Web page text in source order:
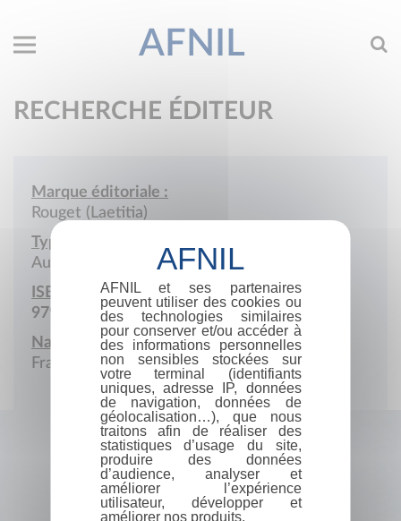
AFNIL
RECHERCHE ÉDITEUR
Marque éditoriale :
Rouget (Laetitia)
Type de société :
Auto-édition
ISBN :
979-10-987232
Nationalité :
France
AFNIL et ses partenaires
peuvent utiliser des cookies ou
des technologies similaires
pour conserver et/ou accéder à
des informations personnelles
non sensibles stockées sur
votre terminal (identifiants
uniques, adresse IP, données
de navigation, données de
géolocalisation…), que nous
traitons afin de réaliser des
statistiques d’usage du site,
produire des données
d’audience, analyser et
améliorer l’expérience
utilisateur, développer et
améliorer nos produits.